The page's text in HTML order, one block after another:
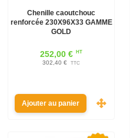
Chenille caoutchouc
renforcée 230X96X33 GAMME
GOLD
252,00 € HT
302,40 € TTC
Ajouter au panier